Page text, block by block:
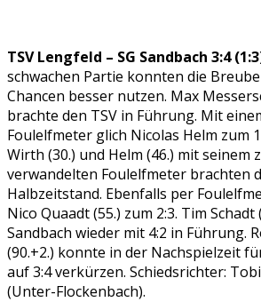
TSV Lengfeld – SG Sandbach 3:4
schwachen Partie konnten die
Chancen besser nutzen. Max
brachte den TSV in Führung. Mit
Foulelfmeter glich Nicolas Helm zum
Wirth (30.) und Helm (46.) mit seinem
verwandelten Foulelfmeter brachten
Halbzeitstand. Ebenfalls per
Nico Quaadt (55.) zum 2:3. Tim Schadt
Sandbach wieder mit 4:2 in Führung.
(90.+2.) konnte in der Nachspielzeit
auf 3:4 verkürzen. Schiedsrichter:
(Unter-Flockenbach).